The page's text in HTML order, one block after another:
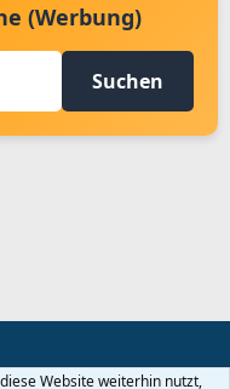
(Werbung)
Suchen
Datenschutz
Website weiterhin nutzt,